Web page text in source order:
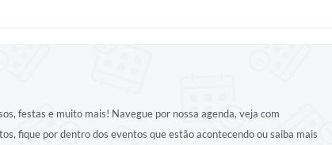
festas e muito mais! Navegue por nossa agenda, veja com
fique por dentro dos eventos que estão acontecendo ou saiba mais